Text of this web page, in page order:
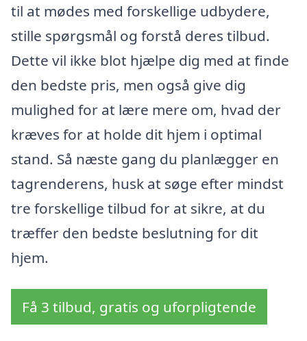
til at mødes med forskellige udbydere,
stille spørgsmål og forstå deres tilbud.
Dette vil ikke blot hjælpe dig med at finde
den bedste pris, men også give dig
mulighed for at lære mere om, hvad der
kræves for at holde dit hjem i optimal
stand. Så næste gang du planlægger en
tagrenderens, husk at søge efter mindst
tre forskellige tilbud for at sikre, at du
træffer den bedste beslutning for dit
hjem.
Få 3 tilbud, gratis og uforpligtende